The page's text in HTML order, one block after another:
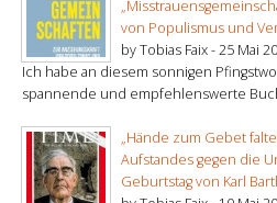
von Populismus und
by Tobias Faix -25 Mai
Ich habe an diesem sonnigen
spannende und empfehlenswerte
„Hände zum Gebet
Aufstandes gegen die
Geburtstag von Karl